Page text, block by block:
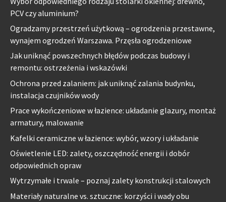
PCV czy aluminium?
Ogradzamy przestrzeń użytkową – ogrodzenia przestawne,
wynajem ogrodzeń Warszawa. Przęsła ogrodzeniowe
Jak uniknąć powszechnych błędów podczas budowy i
remontu: ostrzeżenia i wskazówki
Ochrona przed zalaniem: jak uniknąć zalania budynku,
instalacja czujników wody
Prace wykończeniowe w łazience: układanie glazury, montaż
armatury, malowanie
Kafelki ceramiczne w łazience: wybór, wzory i układanie
Oświetlenie LED: zalety, oszczędność energii i dobór
odpowiednich opraw
Wytrzymałe i trwale – poznaj zalety konstrukcji stalowych
Materiały naturalne vs. sztuczne: korzyści i wady obu